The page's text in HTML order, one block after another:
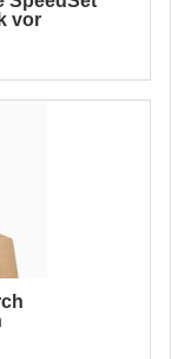
vor